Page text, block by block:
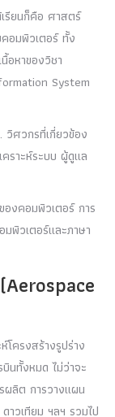
รียนก็คือ ศาสตร์
อมพิวเตอร์ ทั้ง
อหาของวิชา
System
วิศวกรที่เกี่ยวข้อง
ราะห์ระบบ ผู้ดูแล
งคอมพิวเตอร์ การ
พิวเตอร์และภาษา
โครงสร้างรูปร่าง
นทั้งหมด ไม่ว่าจะ
ผลิต การวางแผน
าวเทียม ฯลฯ รวมไป